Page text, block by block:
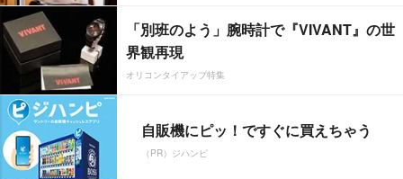
「別班のよう」腕時計で『VIVANT』の世
界観再現
オリコンタイアップ特集
自販機にピッ！ですぐに買えちゃう
（PR）ジハンピ